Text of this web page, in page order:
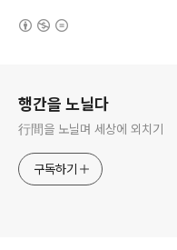
행간을 노닐다
行間을 노닐며 세상에 외치기
구독하기